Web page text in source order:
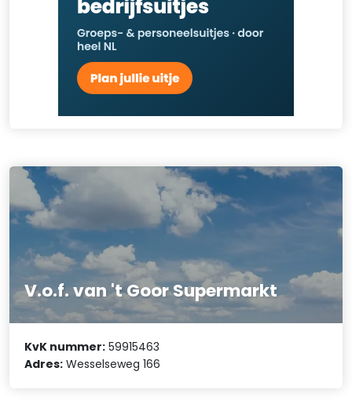
V.o.f. van 't Goor Supermarkt
KvK nummer: 59915463
Adres: Wesselseweg 166